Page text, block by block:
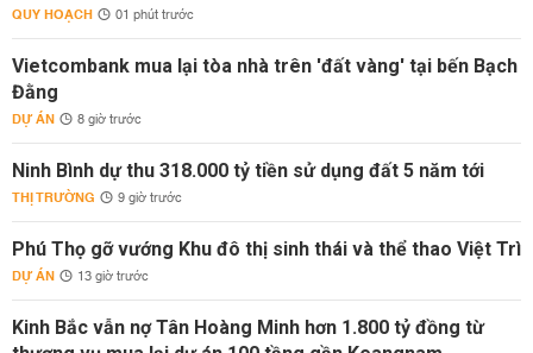
QUY HOẠCH 01 phút trước
Vietcombank mua lại tòa nhà trên 'đất vàng' tại bến Bạch
Đằng
DỰ ÁN 8 giờ trước
Ninh Bình dự thu 318.000 tỷ tiền sử dụng đất 5 năm tới
THỊ TRƯỜNG 9 giờ trước
Phú Thọ gỡ vướng Khu đô thị sinh thái và thể thao Việt Trì
DỰ ÁN 13 giờ trước
Kinh Bắc vẫn nợ Tân Hoàng Minh hơn 1.800 tỷ đồng từ